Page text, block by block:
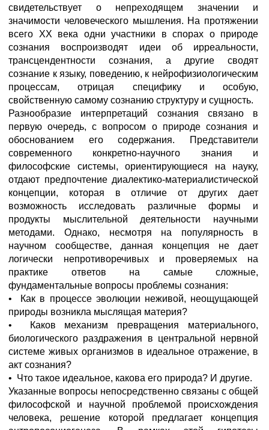
свидетельствует о непреходящем значении и
значимости человеческого мышления. На протяжении
всего XX века одни участники в спорах о природе
сознания воспроизводят идеи об ирреальности,
трансцендентности сознания, а другие сводят
сознание к языку, поведению, к нейрофизиологическим
процессам, отрицая специфику и особую,
свойственную самому сознанию структуру и сущность.
Разнообразие интерпретаций сознания связано в
первую очередь, с вопросом о природе сознания и
обоснованием его содержания. Представители
современного конкретно-научного знания и
философские системы, ориентирующиеся на науку,
отдают предпочтение диалектико-материалистической
концепции, которая в отличие от других дает
возможность исследовать различные формы и
продукты мыслительной деятельности научными
методами. Однако, несмотря на популярность в
научном сообществе, данная концепция не дает
логически непротиворечивых и проверяемых на
практике ответов на самые сложные,
фундаментальные вопросы проблемы сознания:
• Как в процессе эволюции неживой, неощущающей
природы возникла мыслящая материя?
• Каков механизм превращения материального,
биологического раздражения в центральной нервной
системе живых организмов в идеальное отражение, в
акт сознания?
• Что такое идеальное, какова его природа? И другие.
Указанные вопросы непосредственно связаны с общей
философской и научной проблемой происхождения
человека, решение которой предлагает концепция